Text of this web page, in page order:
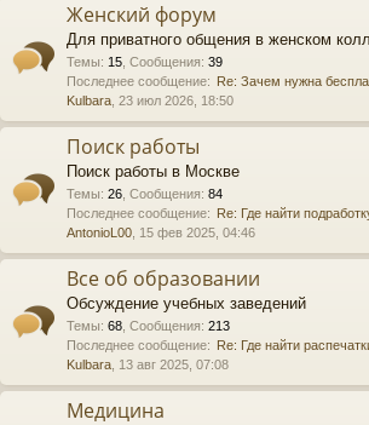
Женский форум
Для приватного общения в женском
Темы: 15 Сообщения: 39
Последнее сообщение: Re: Зачем нужна
Kulbara , 23 июл 2026, 18:50
Поиск работы
Поиск работы в Москве
Темы: 26 Сообщения: 84
Последнее сообщение: Re: Где найти
AntonioL00 , 15 фев 2025, 04:46
Все об образовании
Обсуждение учебных заведений
Темы: 68 Сообщения: 213
Последнее сообщение: Re: Где найти
Kulbara , 13 авг 2025, 07:08
Медицина